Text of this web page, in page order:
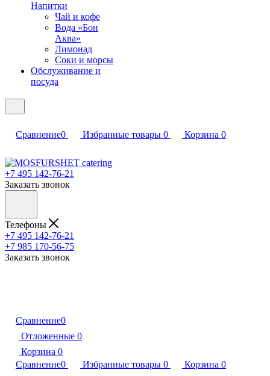
Напитки
Чай и кофе
Вода «Бон
Аква»
Лимонад
Соки и морсы
Обслуживание и
посуда
Сравнение0 Избранные товары 0 Корзина 0
+7 495 142-76-21
Заказать звонок
Телефоны
+7 495 142-76-21
+7 985 170-56-75
Заказать звонок
Сравнение0
Отложенные 0
Корзина 0
Сравнение0 Избранные товары 0 Корзина 0